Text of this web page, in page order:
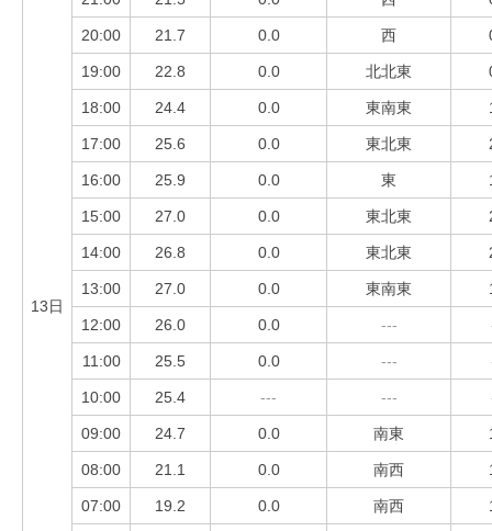
13日
20:00 21.7 0.0 西
19:00 22.8 0.0 北北東
18:00 24.4 0.0 東南東
17:00 25.6 0.0 東北東
16:00 25.9 0.0 東
15:00 27.0 0.0 東北東
14:00 26.8 0.0 東北東
13:00 27.0 0.0 東南東
12:00 26.0 0.0 ---
11:00 25.5 0.0 ---
10:00 25.4 --- ---
09:00 24.7 0.0 南東
08:00 21.1 0.0 南西
07:00 19.2 0.0 南西